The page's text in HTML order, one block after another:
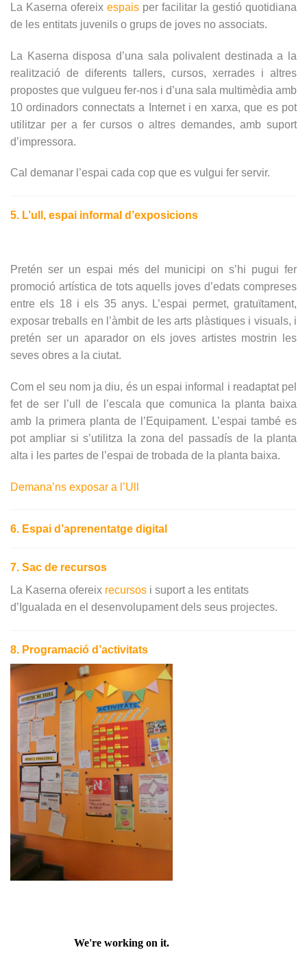
La Kaserna ofereix espais per facilitar la gestió quotidiana
de les entitats juvenils o grups de joves no associats.
La Kaserna disposa d’una sala polivalent destinada a la
realització de diferents tallers, cursos, xerrades i altres
propostes que vulgueu fer-nos i d’una sala multimèdia amb
10 ordinadors connectats a Internet i en xarxa, que es pot
utilitzar per a fer cursos o altres demandes, amb suport
d’impressora.
Cal demanar l’espai cada cop que es vulgui fer servir.
5. L’ull, espai informal d’exposicions
Pretén ser un espai més del municipi on s’hi pugui fer
promoció artística de tots aquells joves d’edats compreses
entre els 18 i els 35 anys. L’espai permet, gratuïtament,
exposar treballs en l’àmbit de les arts plàstiques i visuals, i
pretén ser un aparador on els joves artistes mostrin les
seves obres a la ciutat.
Com el seu nom ja diu, és un espai informal i readaptat pel
fet de ser l’ull de l’escala que comunica la planta baixa
amb la primera planta de l’Equipament. L’espai també es
pot ampliar si s’utilitza la zona del passadís de la planta
alta i les partes de l’espai de trobada de la planta baixa.
Demana’ns exposar a l’Ull
6. Espai d’aprenentatge digital
7. Sac de recursos
La Kaserna ofereix recursos i suport a les entitats
d’Igualada en el desenvolupament dels seus projectes.
8. Programació d’activitats